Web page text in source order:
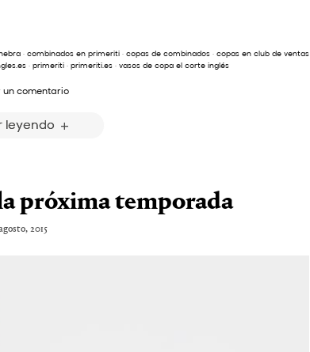
· combinados en primeriti· copas de combinados· copas en club de ventas
· primeriti · primeriti.es · vasos de copa el corte inglés
un comentario
leyendo
próxima temporada
2015